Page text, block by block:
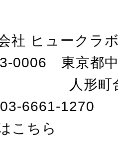
ュークラ
東京都中央
合田ビ
1270
ちら